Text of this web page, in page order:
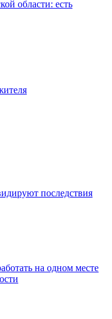
области: есть
последствия
на одном месте